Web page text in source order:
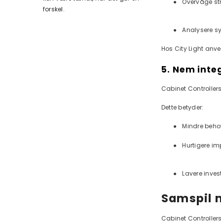
forskel.
● Overvåge
● Analysere
Hos City Light
5. Nem
Cabinet
Dette betyder:
● Mindre
● Hurtigere
● Lavere
Samspil
Cabinet